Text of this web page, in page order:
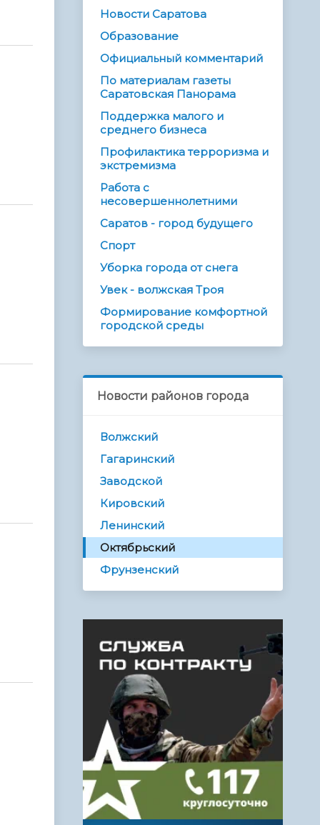
Новости Саратова
Образование
Официальный комментарий
По материалам газеты
Саратовская Панорама
Поддержка малого и
среднего бизнеса
Профилактика терроризма и
экстремизма
Работа с
несовершеннолетними
Саратов - город будущего
Спорт
Уборка города от снега
Увек - волжская Троя
Формирование комфортной
городской среды
Новости районов города
Волжский
Гагаринский
Заводской
Кировский
Ленинский
Октябрьский
Фрунзенский